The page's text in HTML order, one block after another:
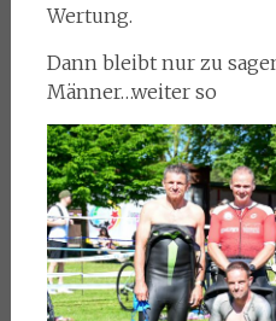
Wertung.
Dann bleibt nur zu
Männer…weiter so